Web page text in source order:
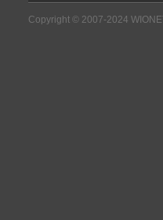
Copyright © 2007-2024